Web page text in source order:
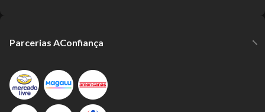
Parcerias AConfiança